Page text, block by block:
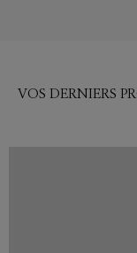
VOS DERNIERS